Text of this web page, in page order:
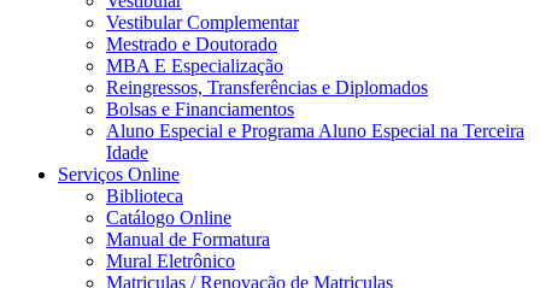
Vestibular Complementar
Mestrado e Doutorado
MBA E Especialização
Reingressos, Transferências e Diplomados
Bolsas e Financiamentos
Aluno Especial e Programa Aluno Especial na Terceira
Idade
Serviços Online
Biblioteca
Catálogo Online
Manual de Formatura
Mural Eletrônico
Matriculas / Renovação de Matriculas